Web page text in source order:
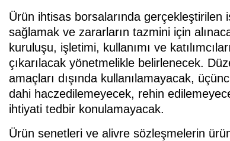
Ürün ihtisas borsalarında
sağlamak ve zararların tazmini için
kuruluşu, işletimi, kullanımı ve
çıkarılacak yönetmelikle belirlenecek.
amaçları dışında kullanılamayacak,
dahi haczedilemeyecek, rehin
ihtiyati tedbir konulamayacak.
Ürün senetleri ve alivre sözleşmelerin